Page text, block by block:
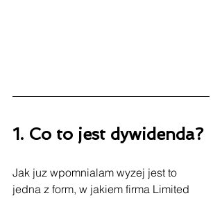
1. Co to jest dywidenda?
Jak juz wpomnialam wyzej jest to
jedna z form, w jakiem firma Limited